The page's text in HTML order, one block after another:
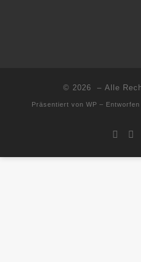
© 2026 – Alle
Präsentiert von WP – Entworfen